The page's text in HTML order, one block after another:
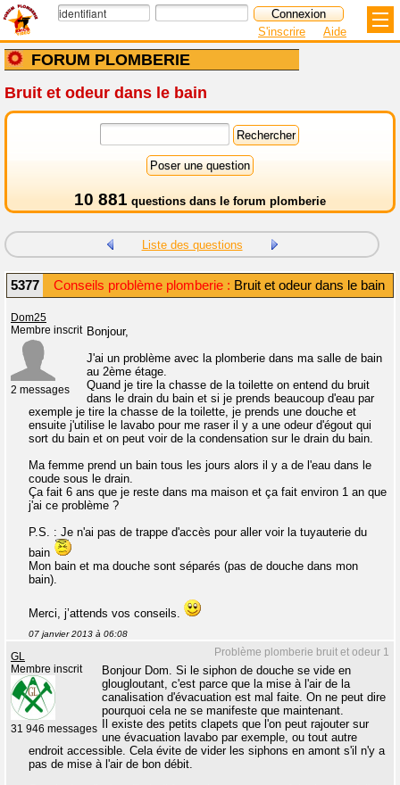
FORUM PLOMBERIE
S'inscrire Aide
Bruit et odeur dans le bain
10 881 questions dans le forum plomberie
Liste des questions
5377 Conseils problème plomberie : Bruit et odeur dans le bain
Dom25
Membre inscrit
2 messages
Bonjour,
J'ai un problème avec la plomberie dans ma salle de bain
au 2ème étage.
Quand je tire la chasse de la toilette on entend du bruit
dans le drain du bain et si je prends beaucoup d'eau par
exemple je tire la chasse de la toilette, je prends une douche et
ensuite j'utilise le lavabo pour me raser il y a une odeur d'égout qui
sort du bain et on peut voir de la condensation sur le drain du bain.
Ma femme prend un bain tous les jours alors il y a de l'eau dans le
coude sous le drain.
Ça fait 6 ans que je reste dans ma maison et ça fait environ 1 an que
j'ai ce problème ?
P.S. : Je n'ai pas de trappe d'accès pour aller voir la tuyauterie du
bain
Mon bain et ma douche sont séparés (pas de douche dans mon
bain).
Merci, j’attends vos conseils.
07 janvier 2013 à 06:08
Problème plomberie bruit et odeur 1
GL
Membre inscrit
31 946 messages
Bonjour Dom. Si le siphon de douche se vide en
glougloutant, c'est parce que la mise à l'air de la
canalisation d'évacuation est mal faite. On ne peut dire
pourquoi cela ne se manifeste que maintenant.
Il existe des petits clapets que l'on peut rajouter sur
une évacuation lavabo par exemple, ou tout autre
endroit accessible. Cela évite de vider les siphons en amont s'il n'y a
pas de mise à l'air de bon débit.